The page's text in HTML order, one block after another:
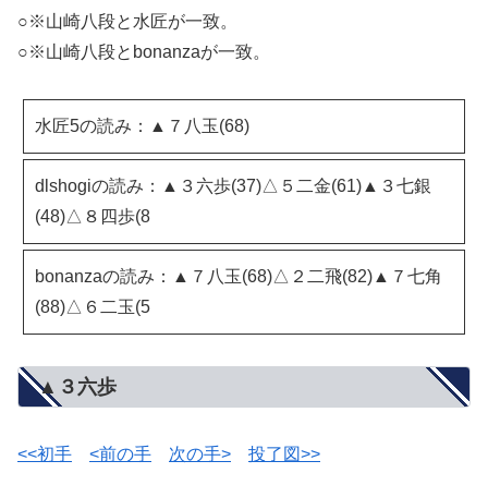
○※山崎八段と水匠が一致。
○※山崎八段とbonanzaが一致。
水匠5の読み：▲７八玉(68)
dlshogiの読み：▲３六歩(37)△５二金(61)▲３七銀
(48)△８四歩(8
bonanzaの読み：▲７八玉(68)△２二飛(82)▲７七角
(88)△６二玉(5
▲３六歩
<<初手 <前の手 次の手> 投了図>>